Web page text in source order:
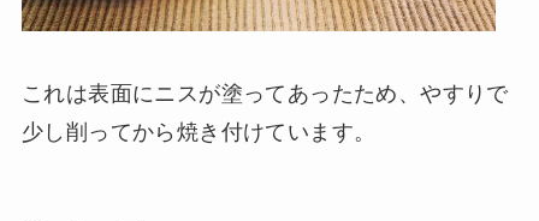
これは表面にニスが塗ってあったため、やすりで
少し削ってから焼き付けています。